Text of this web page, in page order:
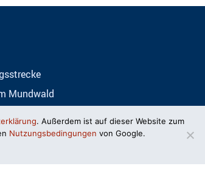
Mundwald
. Außerdem ist auf dieser Website zum
Nutzungsbedingungen von Google.